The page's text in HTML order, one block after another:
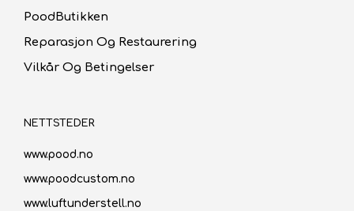
PoodButikken
Reparasjon Og Restaurering
Vilkår Og Betingelser
NETTSTEDER
www.pood.no
www.poodcustom.no
www.luftunderstell.no